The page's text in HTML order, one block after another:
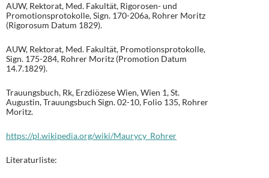
AUW, Rektorat, Med. Fakultät, Rigorosen- und
Promotionsprotokolle, Sign. 170-206a, Rohrer Moritz
(Rigorosum Datum 1829).
AUW, Rektorat, Med. Fakultät, Promotionsprotokolle,
Sign. 175-284, Rohrer Moritz (Promotion Datum
14.7.1829).
Trauungsbuch, Rk, Erzdiözese Wien, Wien 1, St.
Augustin, Trauungsbuch Sign. 02-10, Folio 135, Rohrer
Moritz.
https://pl.wikipedia.org/wiki/Maurycy_Rohrer
Literaturliste: